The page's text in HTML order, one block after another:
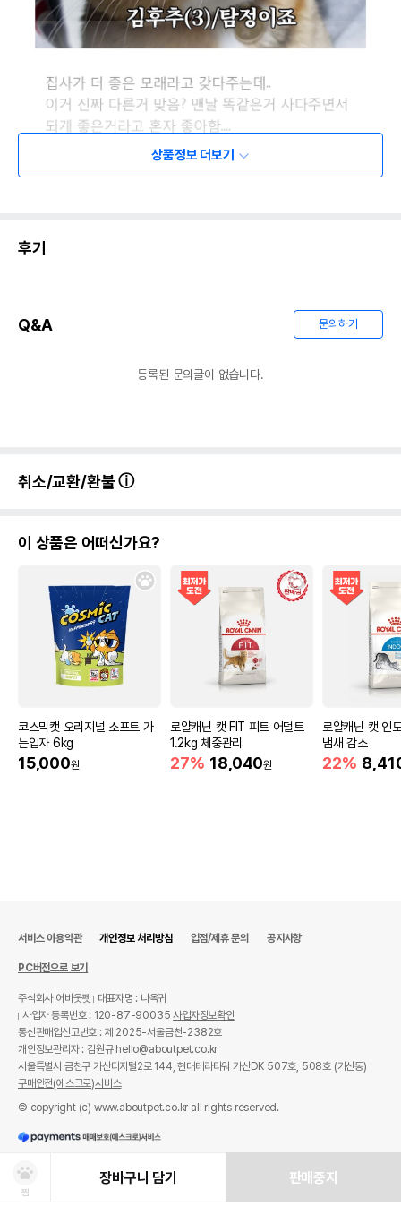
상품정보 더보기
후기
Q&A 문의하기
등록된 문의글이 없습니다.
취소/교환/환불
이 상품은 어떠신가요?
코스믹캣 오리지널 소프트 가
는입자 6kg
15,000원
로얄캐닌 캣 FIT 피트 어덜트
1.2kg 체중관리
27% 18,040원
로얄캐닌 캣 인
냄새 감소
22%
찜
장바구니 담기 판매중지
서비스 이용약관 개인정보 처리방침 입점/제휴 문의 공지사항
PC버전으로 보기
주식회사 어바웃펫
대표자명 : 나옥귀
사업자 등록번호 : 120-87-90035사업자정보확인
통신판매업신고번호 : 제 2025-서울금천-2382호
개인정보관리자 : 김원규 hello@aboutpet.co.kr
서울특별시 금천구 가산디지털2로 144, 현대테라타워 가산DK 507호, 508호 (가산동)
구매안전(에스크로)서비스
© copyright (c) www.aboutpet.co.kr all rights reserved.